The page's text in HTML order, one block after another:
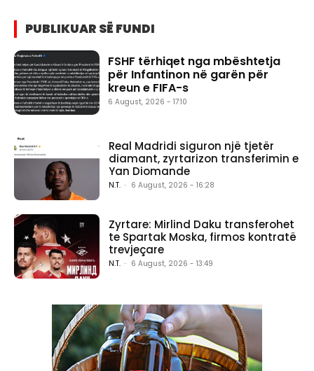
PUBLIKUAR SË FUNDI
FSHF tërhiqet nga mbështetja
për Infantinon në garën për
kreun e FIFA-s
6 August, 2026 - 17:10
Real Madridi siguron një tjetër
diamant, zyrtarizon transferimin e
Yan Diomande
N.T. - 6 August, 2026 - 16:28
Zyrtare: Mirlind Daku transferohet
te Spartak Moska, firmos kontratë
trevjeçare
N.T. - 6 August, 2026 - 13:49